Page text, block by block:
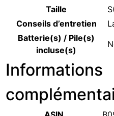
Taille
Conseils d’entretien
Batterie(s) / Pile(s)
incluse(s)
Informations